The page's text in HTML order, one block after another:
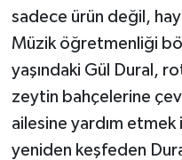
sadece ürün değil,
Müzik öğretmenliği
yaşındaki Gül Dural,
zeytin bahçelerine
ailesine yardım
yeniden keşfeden